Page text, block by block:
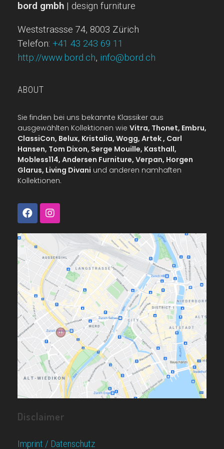
bord gmbh | design furniture
Weststrassse 74, 8003 Zürich
Telefon: +41 43 243 69 11
http://www.bord.ch, info@bord.ch
ABOUT
Sie finden bei uns bekannte Klassiker aus
ausgewählten Kollektionen wie Vitra, Thonet, Embru,
ClassiCon, Belux, Kristalia, Wogg, Artek , Carl
Hansen, Tom Dixon, Serge Mouille, Kasthall,
Mobless114, Andersen Furniture, Verpan, Horgen
Glarus, Living Divani und anderen namhaften
Kollektionen.
Disclaimer
Imprint / Datenschutz